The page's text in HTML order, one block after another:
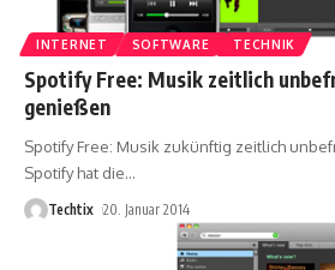
INTERNET SOFTWARE TECHNIK
Spotify Free: Musik zeitlich
genießen
Spotify Free: Musik zukünftig zeitlich
Spotify hat die…
Techtix 20. Januar 2014